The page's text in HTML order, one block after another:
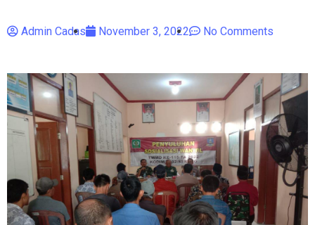
Admin Cadas November 3, 2022 No Comments